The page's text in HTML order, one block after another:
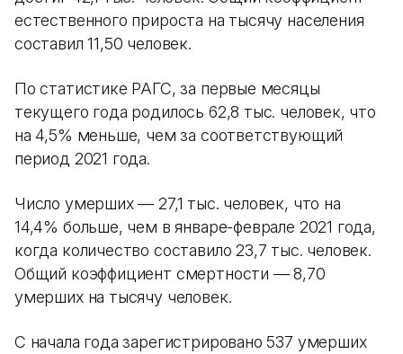
естественного прироста на тысячу населения
составил 11,50 человек.
По статистике РАГС, за первые месяцы
текущего года родилось 62,8 тыс. человек, что
на 4,5% меньше, чем за соответствующий
период 2021 года.
Число умерших — 27,1 тыс. человек, что на
14,4% больше, чем в январе-феврале 2021 года,
когда количество составило 23,7 тыс. человек.
Общий коэффициент смертности — 8,70
умерших на тысячу человек.
С начала года зарегистрировано 537 умерших